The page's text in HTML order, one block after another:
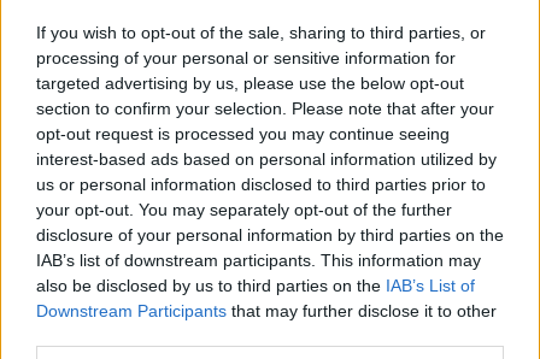
If you wish to opt-out of the sale, sharing to third parties, or
processing of your personal or sensitive information for
targeted advertising by us, please use the below opt-out
section to confirm your selection. Please note that after your
opt-out request is processed you may continue seeing
interest-based ads based on personal information utilized by
us or personal information disclosed to third parties prior to
your opt-out. You may separately opt-out of the further
disclosure of your personal information by third parties on the
IAB’s list of downstream participants. This information may
also be disclosed by us to third parties on the IAB’s List of
Downstream Participants that may further disclose it to other
✈️🆕 𝑳𝑨𝑼𝑻𝑨𝑹𝑶 𝑺𝑷𝑨𝑻𝒁, solidez,
contundencia y juego aéreo
PRIMER EQUIPO